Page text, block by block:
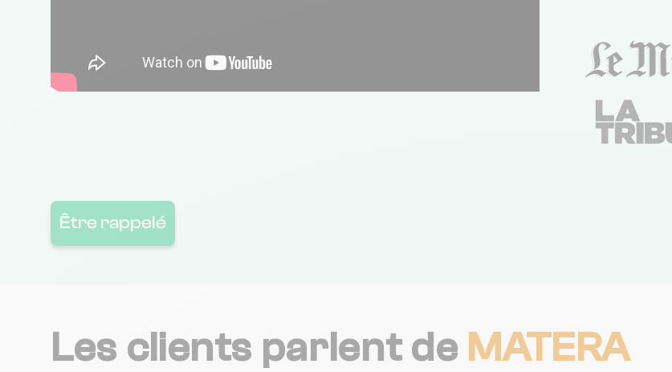
Être rappelé
Les clients parlent de MATERA